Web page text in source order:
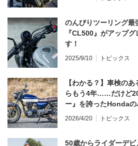
のんびりツーリング最
『CL500』がアップ
す！
2025/9/10 トピックス
【わかる？】車検の
らもう4年……だけど
ー』を誇ったHonda
う？
2026/4/20 トピックス
50歳からライダーデ